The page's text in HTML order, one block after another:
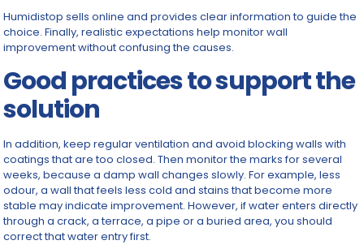
Humidistop sells online and provides clear information to guide the
choice. Finally, realistic expectations help monitor wall
improvement without confusing the causes.
Good practices to support the
solution
In addition, keep regular ventilation and avoid blocking walls with
coatings that are too closed. Then monitor the marks for several
weeks, because a damp wall changes slowly. For example, less
odour, a wall that feels less cold and stains that become more
stable may indicate improvement. However, if water enters directly
through a crack, a terrace, a pipe or a buried area, you should
correct that water entry first.